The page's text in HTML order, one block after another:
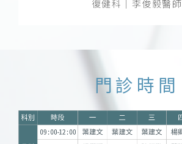
復健科｜李俊毅醫師
門診時間